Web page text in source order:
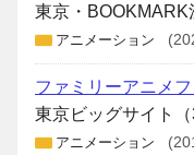
東京・BOOKMARK
アニメーション
ファミリーアニメ
東京ビッグサイト（
アニメーション